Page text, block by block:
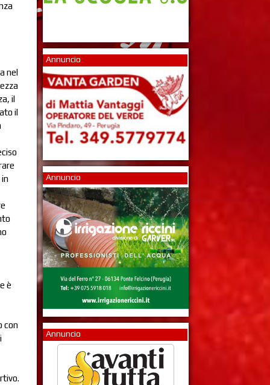
nel
il
il
in
è
con
Annuncio
Annuncio
Annuncio